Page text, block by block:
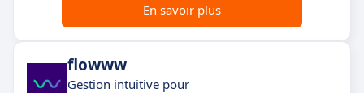
En savoir plus
flowww
Gestion intuitive pour